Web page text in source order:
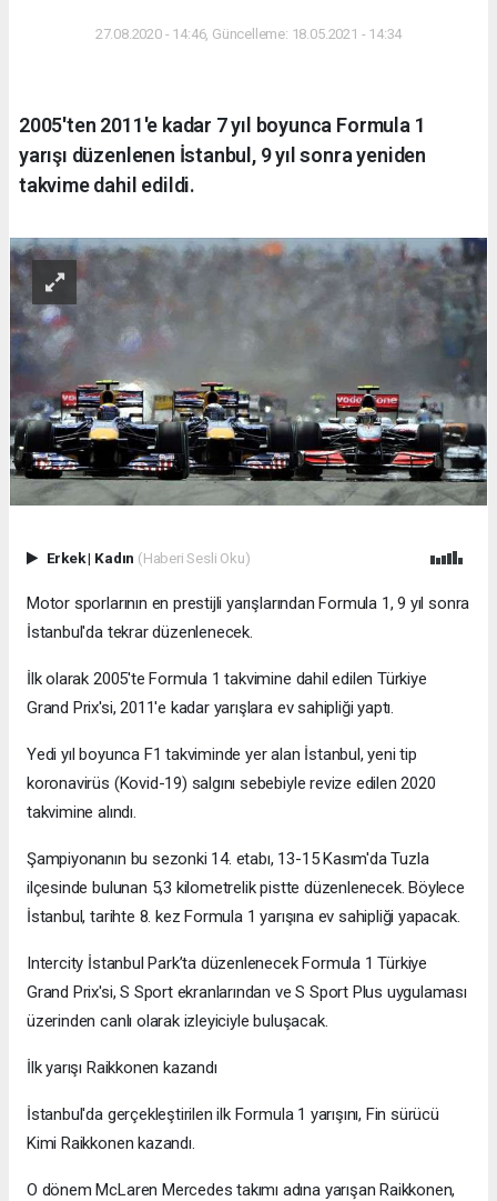
27.08.2020 - 14:46, Güncelleme: 18.05.2021 - 14:34
2005'ten 2011'e kadar 7 yıl boyunca Formula 1
yarışı düzenlenen İstanbul, 9 yıl sonra yeniden
takvime dahil edildi.
Erkek| Kadın (Haberi Sesli Oku)
Motor sporlarının en prestijli yarışlarından Formula 1, 9 yıl sonra
İstanbul'da tekrar düzenlenecek.
İlk olarak 2005'te Formula 1 takvimine dahil edilen Türkiye
Grand Prix'si, 2011'e kadar yarışlara ev sahipliği yaptı.
Yedi yıl boyunca F1 takviminde yer alan İstanbul, yeni tip
koronavirüs (Kovid-19) salgını sebebiyle revize edilen 2020
takvimine alındı.
Şampiyonanın bu sezonki 14. etabı, 13-15 Kasım'da Tuzla
ilçesinde bulunan 5,3 kilometrelik pistte düzenlenecek. Böylece
İstanbul, tarihte 8. kez Formula 1 yarışına ev sahipliği yapacak.
Intercity İstanbul Park’ta düzenlenecek Formula 1 Türkiye
Grand Prix'si, S Sport ekranlarından ve S Sport Plus uygulaması
üzerinden canlı olarak izleyiciyle buluşacak.
İlk yarışı Raikkonen kazandı
İstanbul'da gerçekleştirilen ilk Formula 1 yarışını, Fin sürücü
Kimi Raikkonen kazandı.
O dönem McLaren Mercedes takımı adına yarışan Raikkonen,